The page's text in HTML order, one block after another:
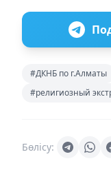
#ДКНБ по г.Алматы
#религиозный
Бөлісу: